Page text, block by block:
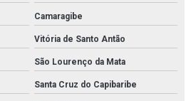
Camaragibe
Vitória de Santo Antão
São Lourenço da Mata
Santa Cruz do Capibaribe